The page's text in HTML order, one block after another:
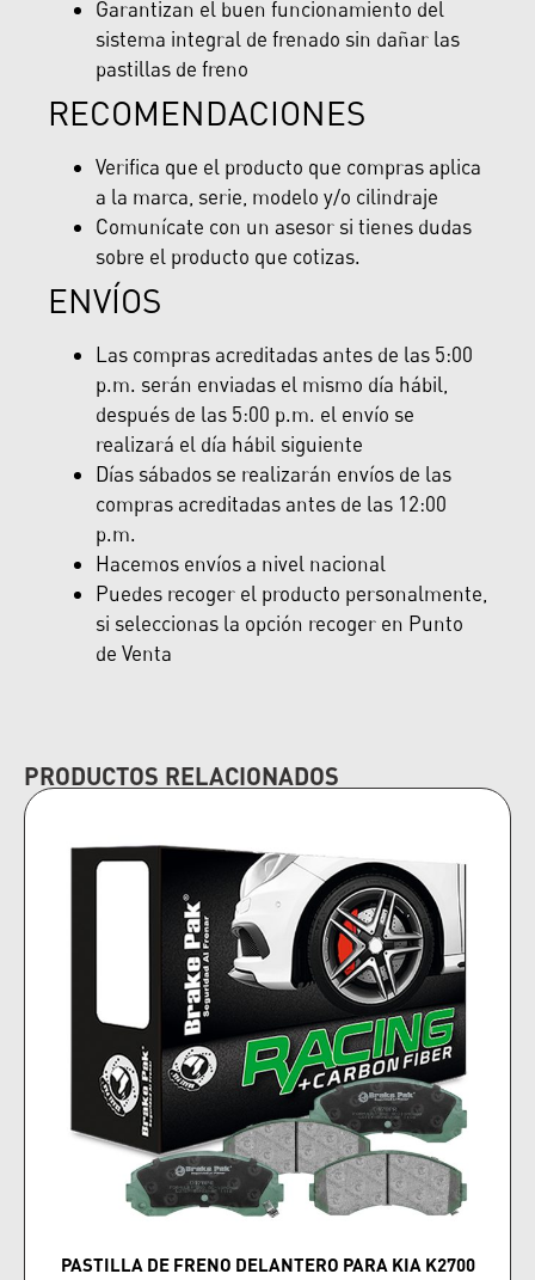
Garantizan el buen funcionamiento del
sistema integral de frenado sin dañar las
pastillas de freno
RECOMENDACIONES
Verifica que el producto que compras aplica
a la marca, serie, modelo y/o cilindraje
Comunícate con un asesor si tienes dudas
sobre el producto que cotizas.
ENVÍOS
Las compras acreditadas antes de las 5:00
p.m. serán enviadas el mismo día hábil,
después de las 5:00 p.m. el envío se
realizará el día hábil siguiente
Días sábados se realizarán envíos de las
compras acreditadas antes de las 12:00
p.m.
Hacemos envíos a nivel nacional
Puedes recoger el producto personalmente,
si seleccionas la opción recoger en Punto
de Venta
PRODUCTOS RELACIONADOS
PASTILLA DE FRENO DELANTERO PARA KIA K2700